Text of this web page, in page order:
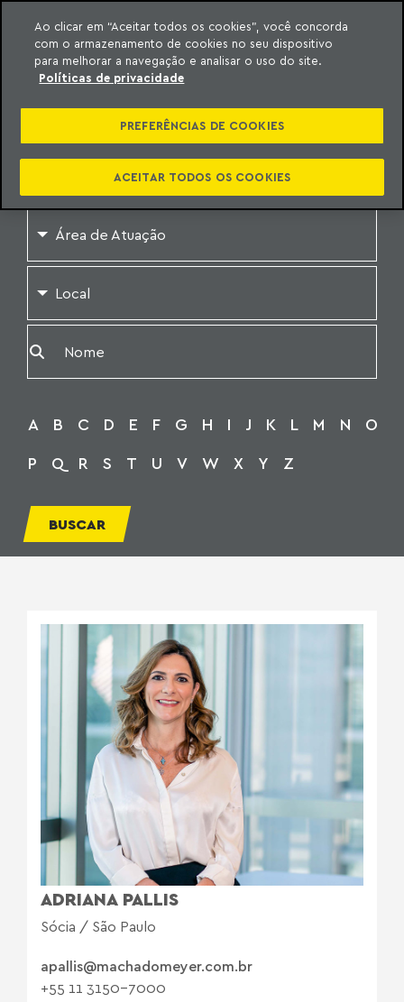
o conteúdo
Meyer
NOSSOS
PROFISSIONAIS
Limpar filtros de busca
Área de Atuação
Local
A B C D E F G H I J K L M N
O
P
Q R S T U V W X Y Z
BUSCAR
ADRIANA PALLIS
Sócia / São Paulo
apallis@machadomeyer.com.br
+55 11 3150-7000
Ao clicar em “Aceitar todos os cookies”, você concorda
com o armazenamento de cookies no seu dispositivo
para melhorar a navegação e analisar o uso do site.
Políticas de privacidade
PREFERÊNCIAS DE COOKIES
ACEITAR TODOS OS COOKIES